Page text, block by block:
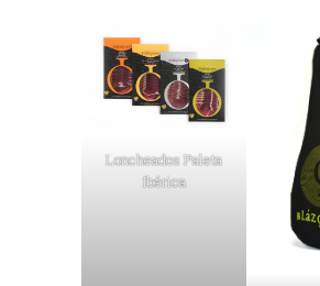
Loncheados Paleta
Ibérica